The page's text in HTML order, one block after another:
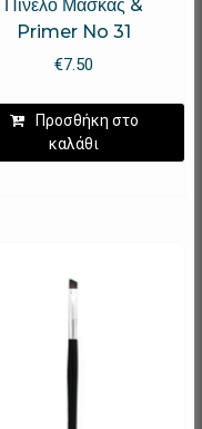
Πινέλο Μάσκας &
Primer No 31
€7.50
Προσθήκη στο
καλάθι